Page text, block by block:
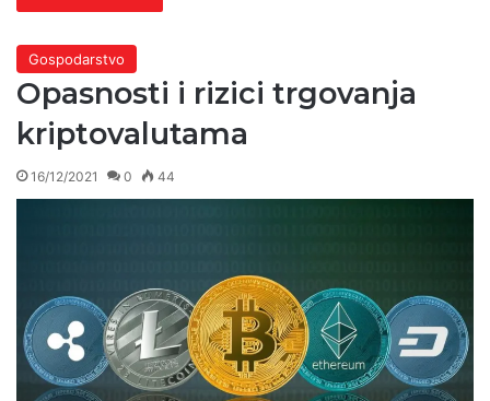
Gospodarstvo
Opasnosti i rizici trgovanja
kriptovalutama
16/12/2021 0 44